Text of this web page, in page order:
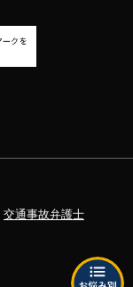
交通事故弁護士